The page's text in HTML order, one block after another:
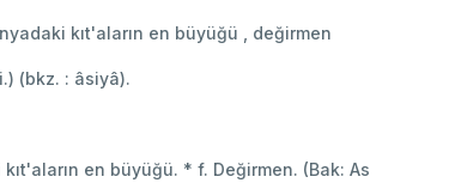
kıt'aların en büyüğü , değirmen
(bkz. : âsiyâ).
en büyüğü. * f. Değirmen. (Bak: As